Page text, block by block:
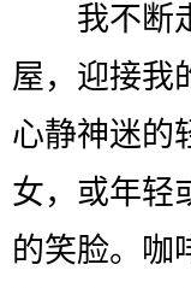
我不断走
屋，迎接我
心静神迷的
女，或年轻
的笑脸。咖